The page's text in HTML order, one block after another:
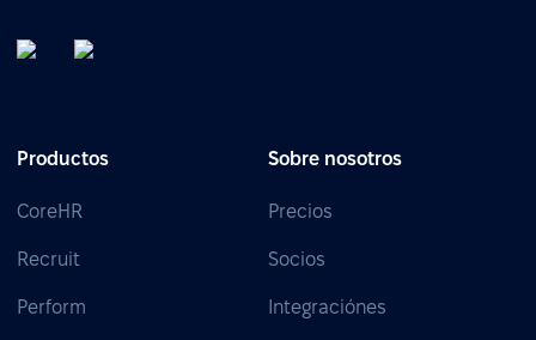
Productos
CoreHR
Recruit
Perform
Sobre nosotros
Precios
Socios
Integraciónes